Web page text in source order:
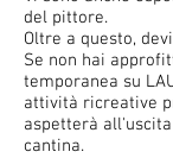
del pittore.
Oltre a questo,
Se non hai
temporanea su
attività ricreative
aspetterà
cantina.